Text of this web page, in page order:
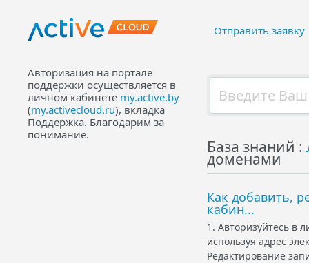
Отправить заявку
Авторизация на портале
поддержки осуществляется в
личном кабинете my.active.by
(my.activecloud.ru), вкладка
Поддержка. Благодарим за
понимание.
База знаний :
доменами
Как добавить,
кабин...
1. Авторизуйтесь в
используя адрес
Редактирование